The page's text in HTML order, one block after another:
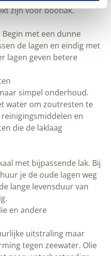
oude lagen weg en begin je
van bootlak is dit niet vaak
behandelingen
maar biedt
Olie trekt in het hout
film zoals bootlak.
is de filmvormende
Oliën zijn geschikt voor
toepassingen
beschikbaar. Blanke bootlak
toont de mooie houtnerf.
met decoratie en is
kleuren zoals wit, blauw en